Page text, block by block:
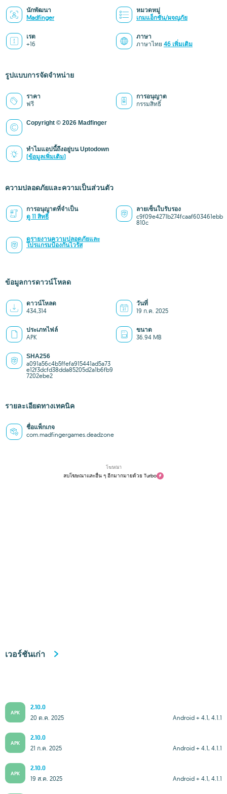
นักพัฒนา
Madfinger
หมวดหมู่
เกมแอ็กชัน/ผจญภัย
เรต
+16
ภาษา
ภาษาไทย 46 เพิ่มเติม
รูปแบบการจัดจำหน่าย
ราคา
ฟรี
การอนุญาต
กรรมสิทธิ์
Copyright © 2026 Madfinger
ทำไมแอปนี้ถึงอยู่บน Uptodown
(ข้อมูลเพิ่มเติม)
ความปลอดภัยและความเป็นส่วนตัว
การอนุญาตที่จำเป็น
ดู 11 สิทธิ์
ลายเซ็นใบรับรอง
c9f09e4271b274fcaaf603461ebb
810c
ดูรายงานความปลอดภัยและ
โปรแกรมป้องกันไวรัส
ข้อมูลการดาวน์โหลด
ดาวน์โหลด
434,314
วันที่
19 ก.ค. 2025
ประเภทไฟล์
APK
ขนาด
36.94 MB
SHA256
a091a56c4b5ffefa915441ad5a73
e12f3dcfd38dda85205d2a1b6fb9
7202ebe2
รายละเอียดทางเทคนิค
ชื่อแพ็กเกจ
com.madfingergames.deadzone
โฆษณา
ลบโฆษณาและอื่น ๆ อีกมากมายด้วย Turbo
เวอร์ชันเก่า
APK
2.10.0
Android + 4.1, 4.1.1
20 ต.ค. 2025
APK
2.10.0
Android + 4.1, 4.1.1
21 ก.ค. 2025
APK
2.10.0
Android + 4.1, 4.1.1
19 ส.ค. 2025